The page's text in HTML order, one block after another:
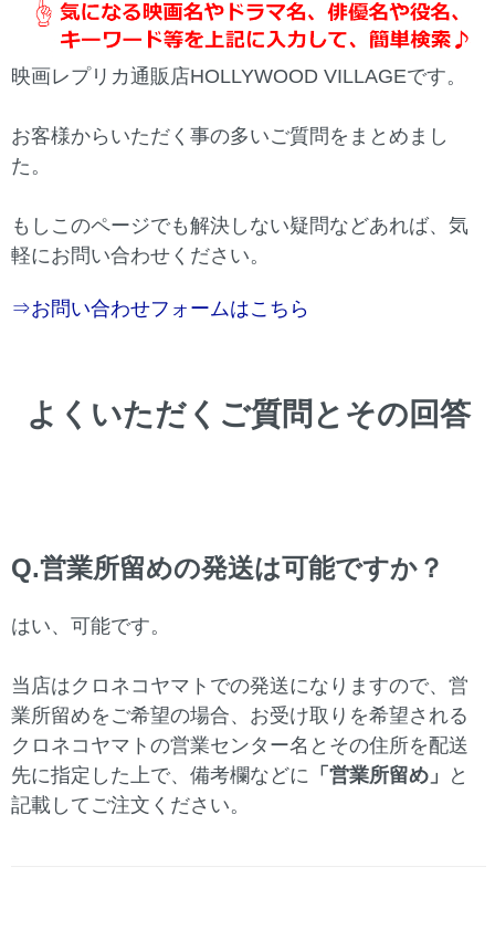
映画レプリカ通販店HOLLYWOOD VILLAGEです。
お客様からいただく事の多いご質問をまとめまし
た。
もしこのページでも解決しない疑問などあれば、気
軽にお問い合わせください。
⇒お問い合わせフォームはこちら
よくいただくご質問とその回答
Q.営業所留めの発送は可能ですか？
はい、可能です。
当店はクロネコヤマトでの発送になりますので、営
業所留めをご希望の場合、お受け取りを希望される
クロネコヤマトの営業センター名とその住所を配送
先に指定した上で、備考欄などに 「営業所留め」
と
記載してご注文ください。